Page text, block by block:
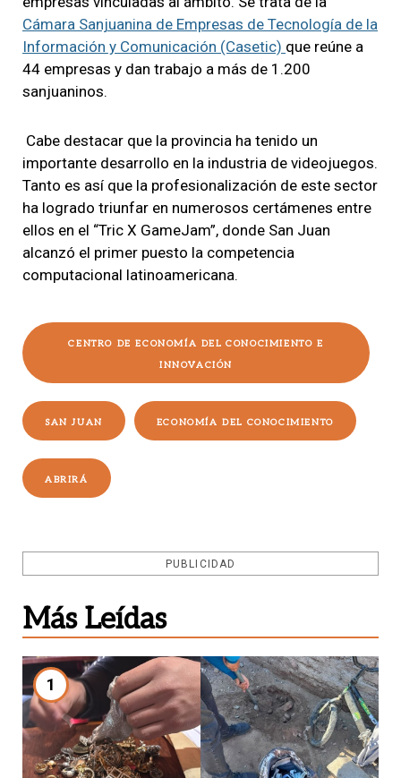
Cámara Sanjuanina de Empresas de Tecnología de la
Información y Comunicación (Casetic) que reúne a
44 empresas y dan trabajo a más de 1.200
sanjuaninos.
Cabe destacar que la provincia ha tenido un
importante desarrollo en la industria de videojuegos.
Tanto es así que la profesionalización de este sector
ha logrado triunfar en numerosos certámenes entre
ellos en el “Tric X GameJam”, donde San Juan
alcanzó el primer puesto la competencia
computacional latinoamericana.
CENTRO DE ECONOMÍA DEL CONOCIMIENTO E
INNOVACIÓN
SAN JUAN ECONOMÍA DEL CONOCIMIENTO
ABRIRÁ
PUBLICIDAD
Más Leídas
1